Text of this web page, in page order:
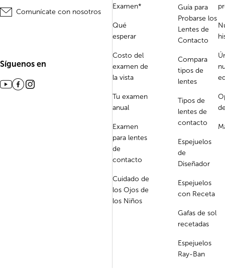
Comunícate con nosotros
Síguenos en
Examen*
Qué
esperar
Costo del
examen de
la vista
Tu examen
anual
Examen
para lentes
de
contacto
Cuidado de
los Ojos de
los Niños
Guía para
Probarse los
Lentes de
Contacto
Compara
tipos de
lentes
Tipos de
lentes de
contacto
Espejuelos
de
Diseñador
Espejuelos
con Receta
Gafas de sol
recetadas
Espejuelos
Ray-Ban